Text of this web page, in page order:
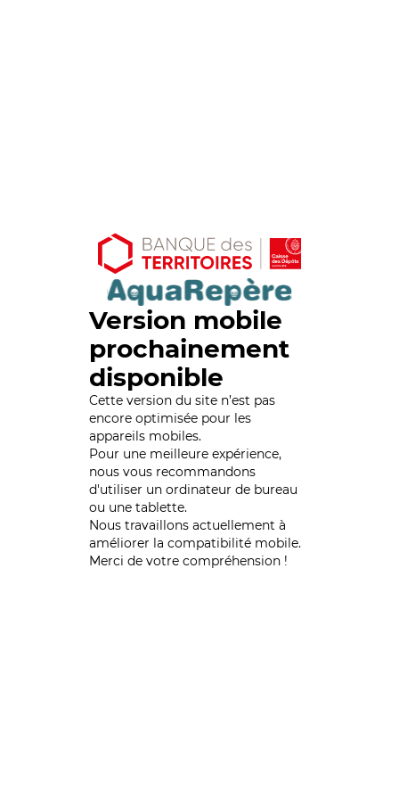
Version mobile
prochainement
disponible
Cette version du site n’est pas
encore optimisée pour les
appareils mobiles.
Pour une meilleure expérience,
nous vous recommandons
d'utiliser un ordinateur de bureau
ou une tablette.
Nous travaillons actuellement à
améliorer la compatibilité mobile.
Merci de votre compréhension !